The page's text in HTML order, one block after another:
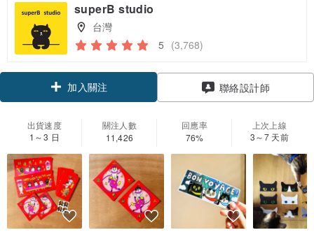
superB studio
台灣
5 (3,768)
加入關注 聯絡設計師
出貨速度
1～3 日
關注人數
11,426
回應率
76%
上次上線
3～7 天前